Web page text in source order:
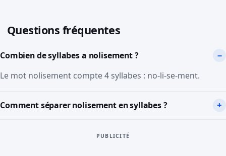
Questions fréquentes
Combien de syllabes a nolisement ?
Le mot nolisement compte 4 syllabes : no-li-se-ment.
Comment séparer nolisement en syllabes ?
PUBLICITÉ